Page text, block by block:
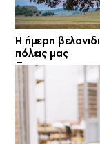
Η ήμερη
πόλεις μας